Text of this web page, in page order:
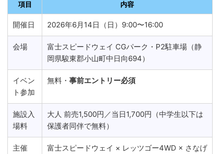
項目 内容
開催日 2026年6月14日（日）9:00〜16:00
会場
富士スピードウェイ CGパーク・P2駐車場（静
岡県駿東郡小山町中日向694）
イベン
ト参加
無料・ 事前エントリー必須
施設入
場料
大人 前売1,500円／当日1,700円（中学生以下は
保護者同伴で無料）
主催
富士スピードウェイ × レッツゴー4WD × さなげ